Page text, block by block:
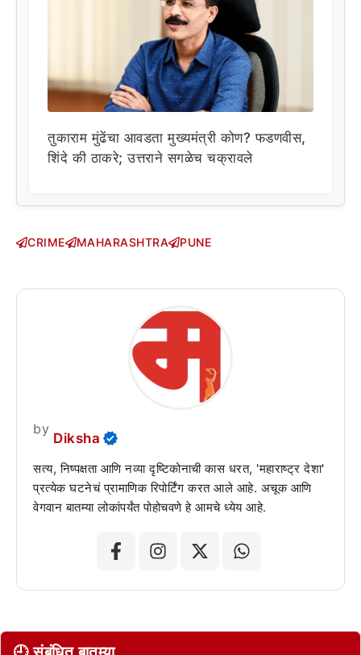
तुकाराम मुंढेंचा आवडता मुख्यमंत्री कोण? फडणवीस,
शिंदे की ठाकरे; उत्तराने सगळेच चक्रावले
CRIME MAHARASHTRA PUNE
by
Diksha
सत्य, निष्पक्षता आणि नव्या दृष्टिकोनाची कास धरत, 'महाराष्ट्र देशा'
प्रत्येक घटनेचं प्रामाणिक रिपोर्टिंग करत आले आहे. अचूक आणि
वेगवान बातम्या लोकांपर्यंत पोहोचवणे हे आमचे ध्येय आहे.